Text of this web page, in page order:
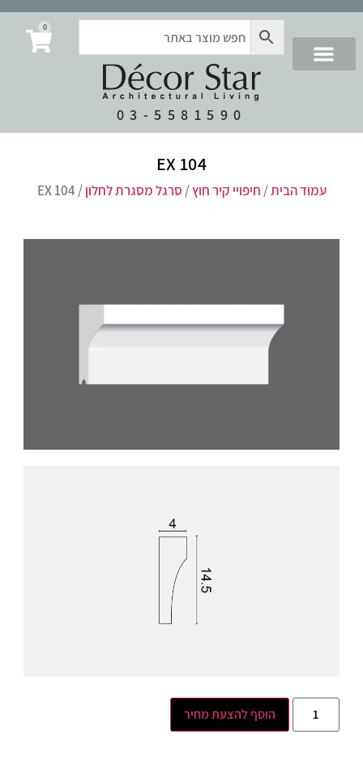
03-5581590
0
EX 104
עמוד הבית/ חיפויי קיר חוץ/ סרגל מסגרת לחלון/ EX 104
הוסף להצעת מחיר